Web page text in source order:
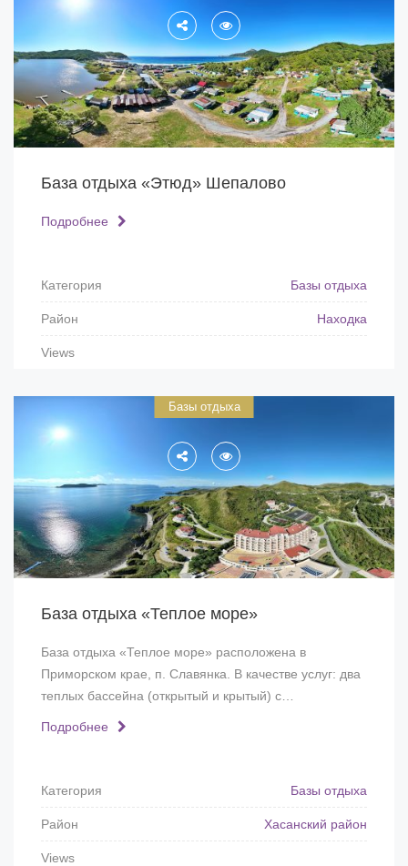
База отдыха «Этюд» Шепалово
Подробнее
Категория Базы отдыха
Район Находка
Views
Базы отдыха
База отдыха «Теплое море»
База отдыха «Теплое море» расположена в
Приморском крае, п. Славянка. В качестве услуг: два
теплых бассейна (открытый и крытый) с…
Подробнее
Категория Базы отдыха
Район Хасанский район
Views